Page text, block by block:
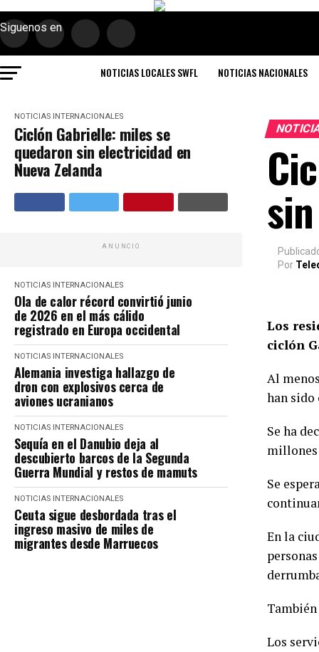
Siguenos en
NOTICIAS LOCALES SWFL NOTICIAS NACIONALES
NOTICIAS INTERNACIONALES
Ciclón Gabrielle: miles se
quedaron sin electricidad en
Nueva Zelanda
ANUNCIO
NOTICIAS INTERNACIONALES
Ola de calor récord convirtió junio
de 2026 en el más cálido
registrado en Europa occidental
NOTICIAS INTERNACIONALES
Alemania investiga hallazgo de
dron con explosivos cerca de
aviones ucranianos
NOTICIAS INTERNACIONALES
Sequía en el Danubio deja al
descubierto barcos de la Segunda
Guerra Mundial y restos de mamuts
NOTICIAS INTERNACIONALES
Ceuta sigue desbordada tras el
ingreso masivo de miles de
migrantes desde Marruecos
Por
Los
ciclón
Al
han sido
Se ha
millones
Se
En la
Los